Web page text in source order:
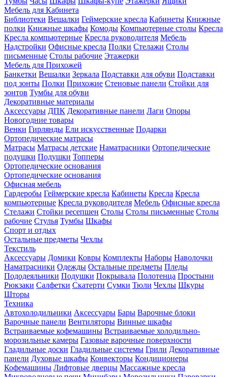
Мебель для Кабинета
Библиотеки Вешалки Геймерские кресла Кабинеты Книжные
полки Книжные шкафы Комоды Компьютерные столы Кресла
Кресла компьютерные Кресла руководителя Мебель
Надстройки Офисные кресла Полки Стелажи Столы
письменные Столы рабочие Этажерки
Мебель для Прихожей
Банкетки Вешалки Зеркала Подставки для обуви Подставки
под зонты Полки Прихожие Стеновые панели Стойки для
зонтов Тумбы для обуви
Декоративные материалы
Аксессуары ДПК Декоративные панели Лаги Опоры
Новогодние товары
Венки Гирлянды Ели искусственные Подарки
Ортопедические матрасы
Матрасы Матрасы детские Наматрасники Ортопедические
подушки Подушки Топперы
Ортопедические основания
Ортопедические основания
Офисная мебель
Гардеробы Геймерские кресла Кабинеты Кресла Кресла
компьютерные Кресла руководителя Мебель Офисные кресла
Стелажи Стойки ресепшен Столы Столы письменные Столы
рабочие Стулья Тумбы Шкафы
Спорт и отдых
Остальные предметы Чехлы
Текстиль
Аксессуары Домики Ковры Комплекты Наборы Наволочки
Наматрасники Одежды Остальные предметы Пледы
Пододеяльники Подушки Покрывала Полотенца Простыни
Рюкзаки Салфетки Скатерти Сумки Тюли Чехлы Шкуры
Шторы
Техника
Автохолодильники Аксессуары Бары Варочные блоки
Варочные панели Вентиляторы Винные шкафы
Встраиваемые кофемашины Встраиваемые холодильно-
морозильные камеры Газовые варочные поверхности
Гладильные доски Гладильные системы Грили Декоративные
панели Духовые шкафы Конвекторы Кондиционеры
Кофемашины Лифтовые дверцы Массажные кресла